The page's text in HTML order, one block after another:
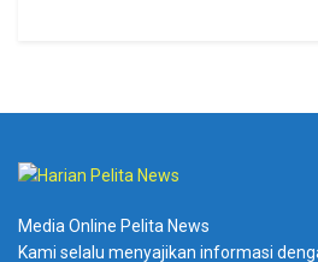
Media Online Pelita News
Kami selalu menyajikan informasi